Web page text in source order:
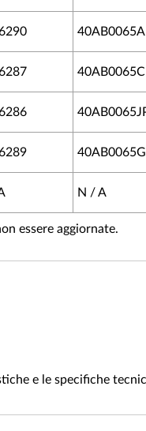
N / A
essere aggiornate.
e le specifiche